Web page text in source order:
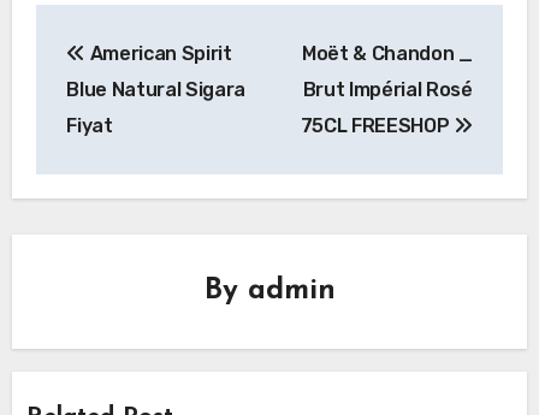
gezinmesi
American Spirit
Blue Natural Sigara
Fiyat
Moët & Chandon _
Brut Impérial Rosé
75CL FREESHOP
By admin